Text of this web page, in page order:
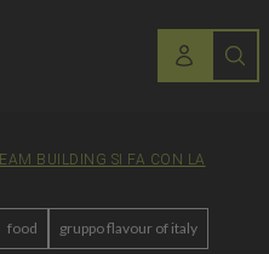
BUILDING SI FA CON LA
food gruppo flavour of italy